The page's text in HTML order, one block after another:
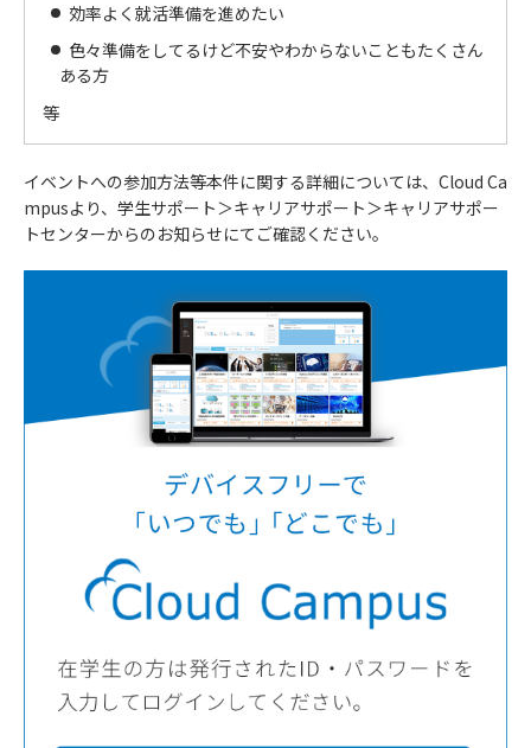
効率よく就活準備を進めたい
色々準備をしてるけど不安やわからないこともたくさん
ある方
等
イベントへの参加方法等本件に関する詳細については、Cloud Ca
mpusより、学生サポート＞キャリアサポート＞キャリアサポー
トセンターからのお知らせにてご確認ください。